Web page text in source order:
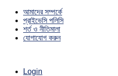
আমাদের সম্পর্কে
প্রাইভেসি পলিসি
শর্ত ও নীতিমালা
যোগাযোগ করুন
Login